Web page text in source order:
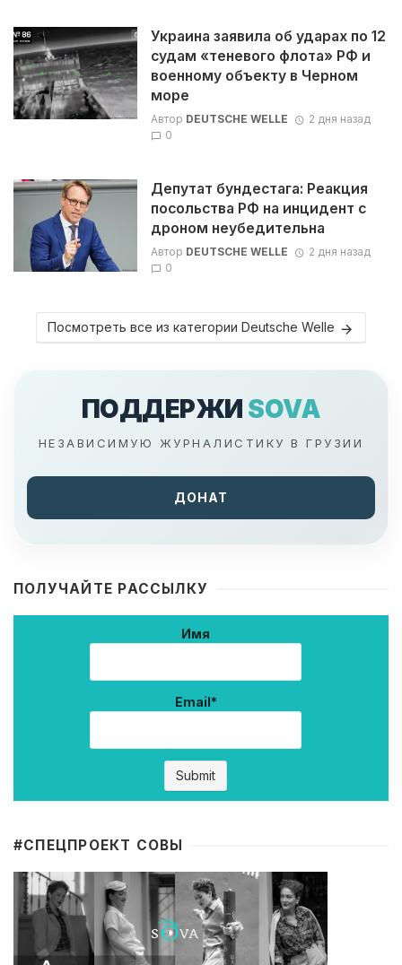
Украина заявила об ударах по 12
судам «теневого флота» РФ и
военному объекту в Черном
море
Автор DEUTSCHE WELLE
2 дня назад
0
Депутат бундестага: Реакция
посольства РФ на инцидент с
дроном неубедительна
Автор DEUTSCHE WELLE
2 дня назад
0
Посмотреть все из категории Deutsche Welle
ПОДДЕРЖИ SOVA
НЕЗАВИСИМУЮ ЖУРНАЛИСТИКУ В ГРУЗИИ
ДОНАТ
ПОЛУЧАЙТЕ РАССЫЛКУ
Имя
Email*
#CПЕЦПРОЕКТ СОВЫ